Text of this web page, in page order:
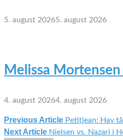
5. august 20265. august 2026
Melissa
4. august 20264. august 2026
Previous Article Petitjean: Hav
Next Article Nielsen vs. Nazari i